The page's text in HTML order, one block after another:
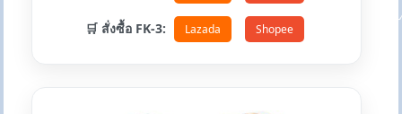
🛒 สั่งซื้อ FK-3: Lazada Shopee